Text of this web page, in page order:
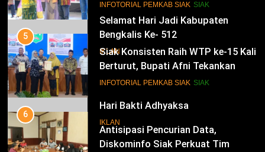
14
Selamat Hari Jadi Kabupaten
Bengkalis Ke- 512
IKLAN
15
Hari Bakti Adhyaksa
IKLAN
INFOTORIAL PEMKAB SIAK SIAK
5
Siak Konsisten Raih WTP ke-15 Kali
Berturut, Bupati Afni Tekankan
Penguatan Tata Kelola Keuangan
INFOTORIAL PEMKAB SIAK SIAK
6
Antisipasi Pencurian Data,
Diskominfo Siak Perkuat Tim